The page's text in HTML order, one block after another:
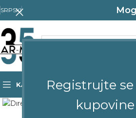
Registrujte
SRPSKI
KATEGORIJE
Click to enlarge